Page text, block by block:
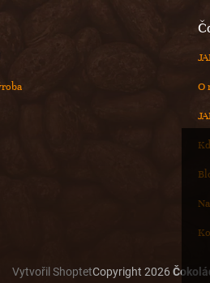
O
Vytvořil ShoptetCopyright 2026